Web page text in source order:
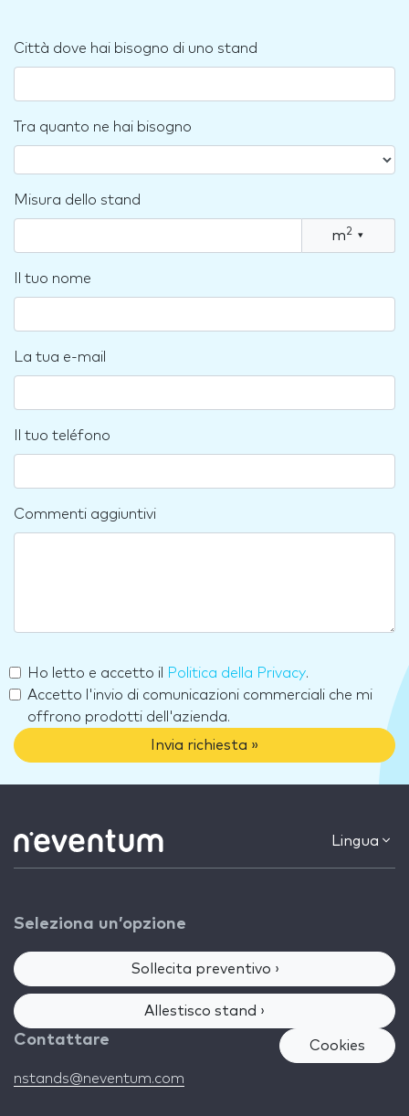
Città dove hai bisogno di uno stand
Tra quanto ne hai bisogno
Misura dello stand
m2 ▾
Il tuo nome
La tua e-mail
Il tuo teléfono
Commenti aggiuntivi
Ho letto e accetto il Politica della Privacy.
Accetto l'invio di comunicazioni commerciali che mi
offrono prodotti dell'azienda.
Invia richiesta »
Lingua
Seleziona un’opzione
Sollecita preventivo ›
Allestisco stand ›
Contattare
nstands@neventum.com
Cookies